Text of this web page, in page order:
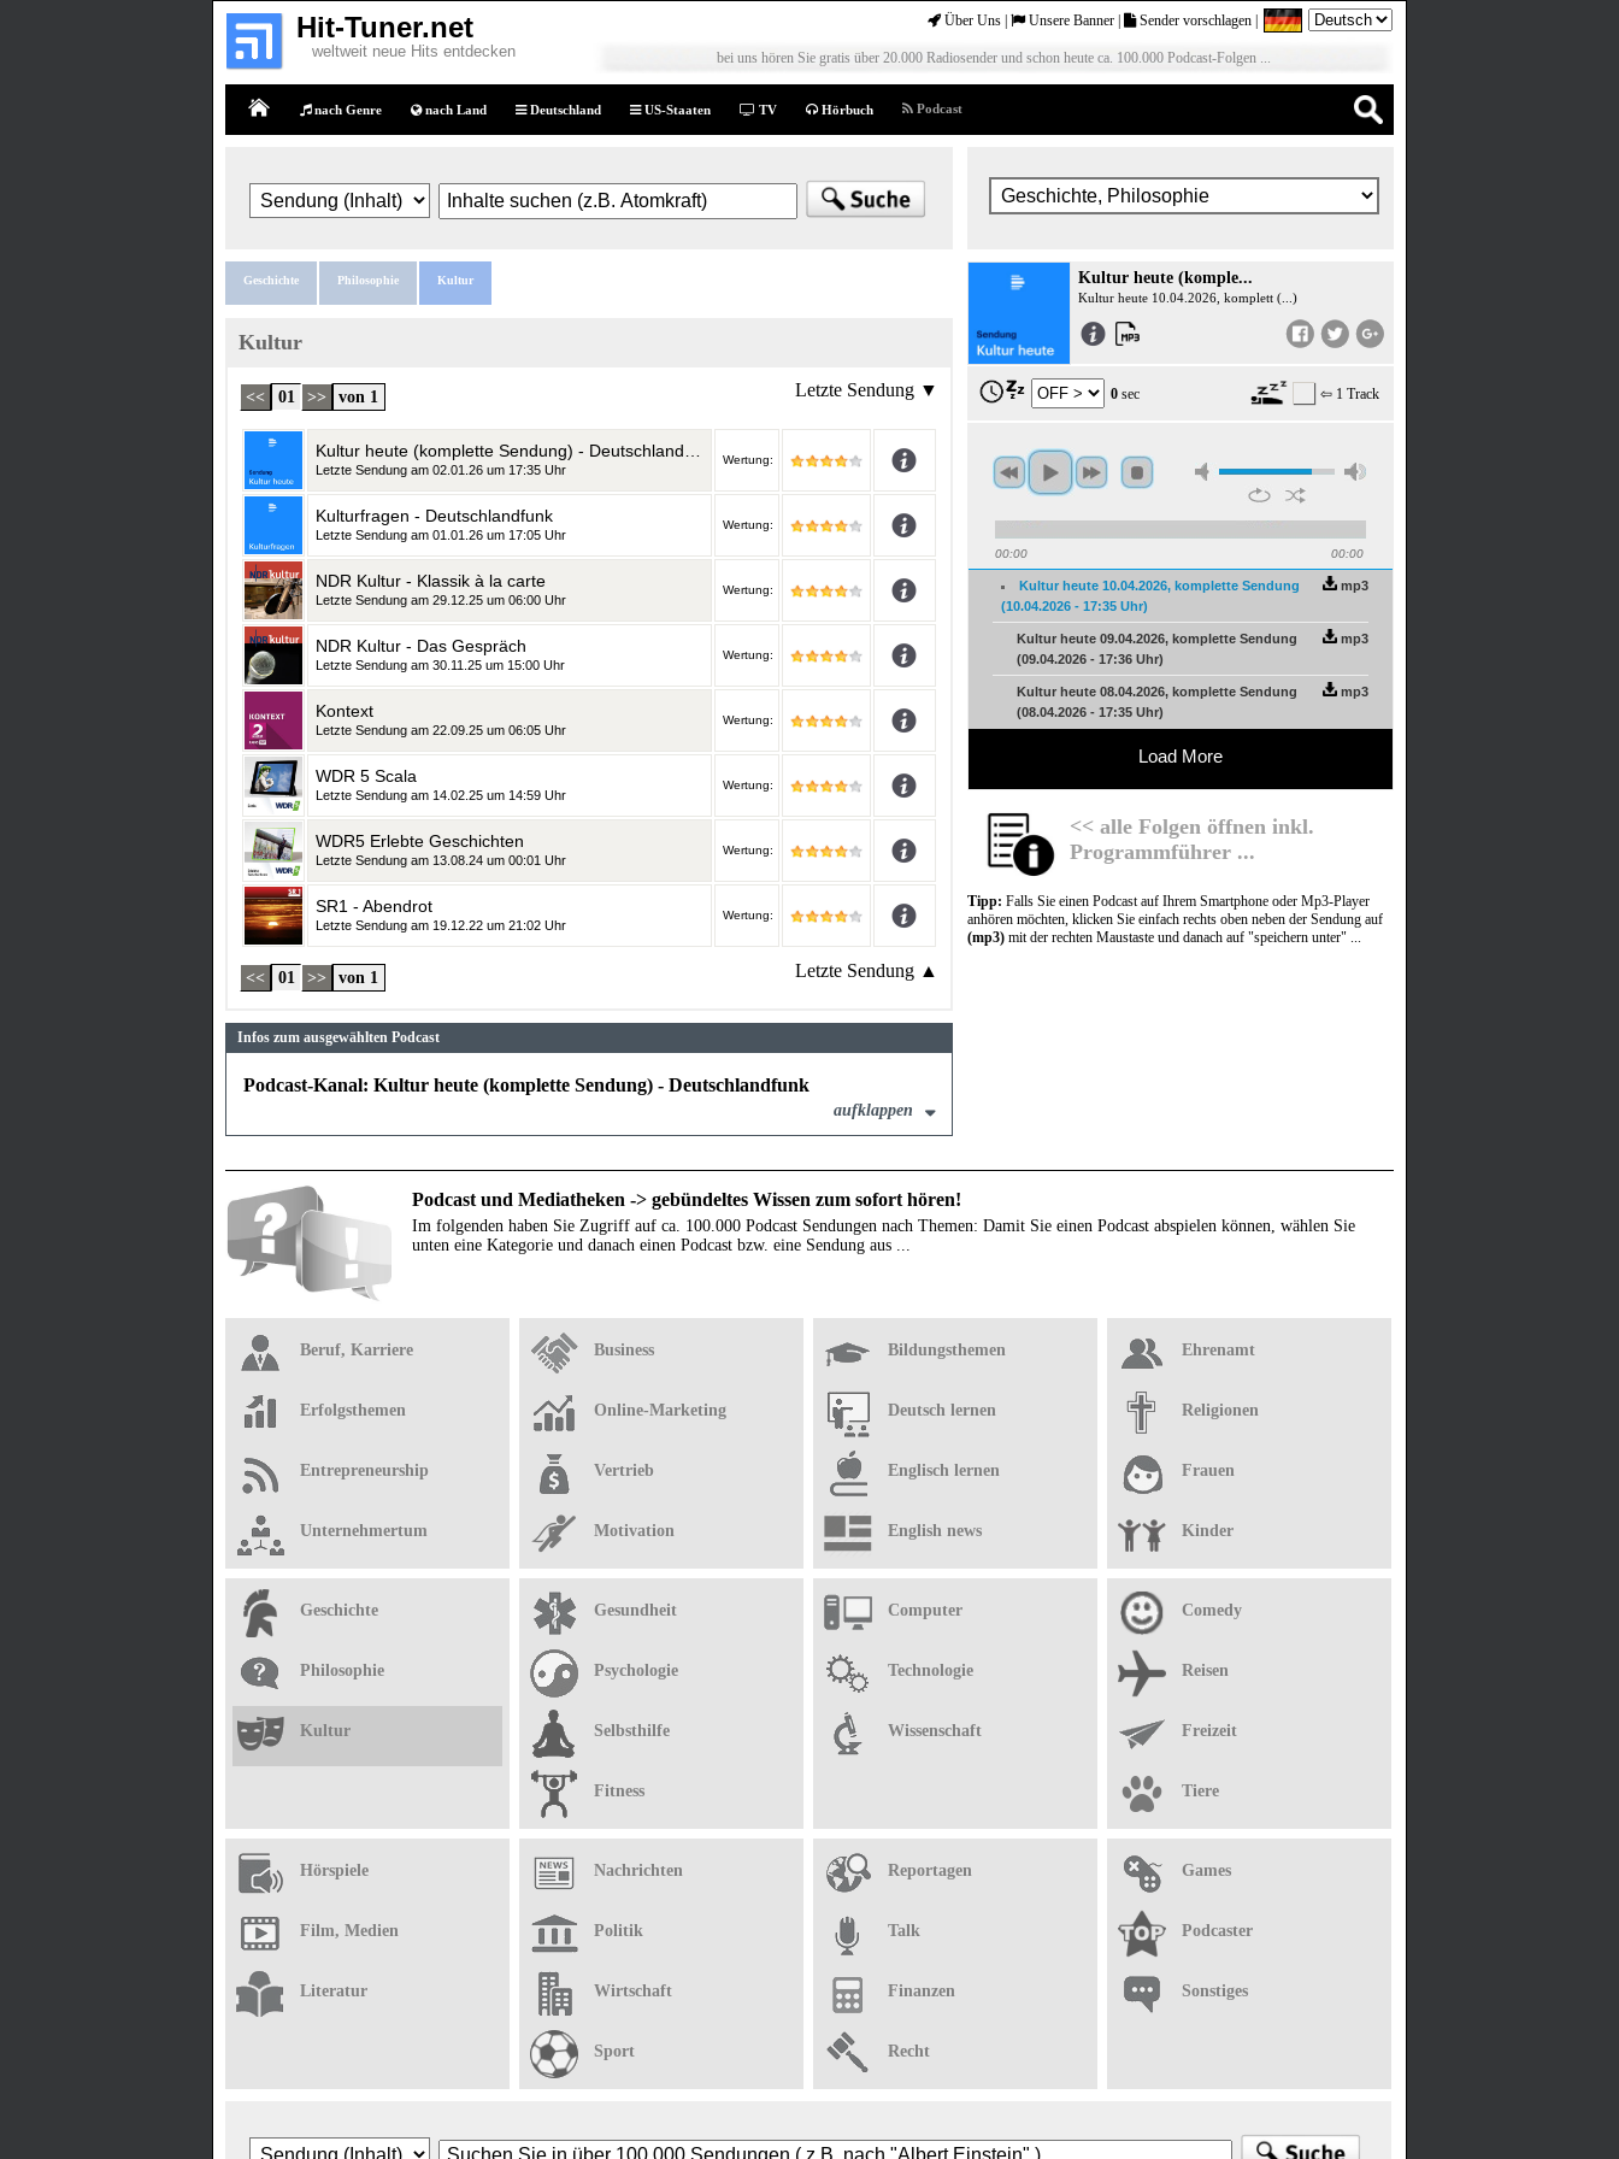
Hit-Tuner.net
weltweit neue Hits entdecken
Über Uns Unsere Banner Sender vorschlagen
bei uns hören Sie gratis über 20.000 Radiosender und schon heute ca. 100.000 Podcast-Folgen ...
nach Genre nach Land Deutschland US-Staaten TV Hörbuch Podcast
Geschichte Philosophie Kultur
Kultur
<< 01 >> von 1 Letzte Sendung ▼
Letzte Sendung am 02.01.26 um 17:35 Uhr
Wertung:
Kulturfragen - Deutschlandfunk
Letzte Sendung am 01.01.26 um 17:05 Uhr
Wertung:
NDR Kultur - Klassik à la carte
Letzte Sendung am 29.12.25 um 06:00 Uhr
Wertung:
NDR Kultur - Das Gespräch
Letzte Sendung am 30.11.25 um 15:00 Uhr
Wertung:
Kontext
Letzte Sendung am 22.09.25 um 06:05 Uhr
Wertung:
WDR 5 Scala
Letzte Sendung am 14.02.25 um 14:59 Uhr
Wertung:
WDR5 Erlebte Geschichten
Letzte Sendung am 13.08.24 um 00:01 Uhr
Wertung:
SR1 - Abendrot
Letzte Sendung am 19.12.22 um 21:02 Uhr
Wertung:
<< 01 >> von 1 Letzte Sendung ▲
Infos zum ausgewählten Podcast
Podcast-Kanal: Kultur heute (komplette Sendung) - Deutschlandfunk
aufklappen
Kultur heute (komple...
Kultur heute 10.04.2026, komplett (...)
0 sec ⇦ 1 Track
00:00 00:00
Kultur heute 10.04.2026, komplette Sendung
(10.04.2026 - 17:35 Uhr)
mp3
Kultur heute 09.04.2026, komplette Sendung
(09.04.2026 - 17:36 Uhr)
mp3
Kultur heute 08.04.2026, komplette Sendung
(08.04.2026 - 17:35 Uhr)
mp3
Load More
<< alle Folgen öffnen inkl.
Programmführer ...
Tipp: Falls Sie einen Podcast auf Ihrem Smartphone oder Mp3-Player
anhören möchten, klicken Sie einfach rechts oben neben der Sendung auf
(mp3) mit der rechten Maustaste und danach auf "speichern unter" ...
Podcast und Mediatheken -> gebündeltes Wissen zum sofort hören!
Im folgenden haben Sie Zugriff auf ca. 100.000 Podcast Sendungen nach Themen: Damit Sie einen Podcast abspielen können, wählen Sie
unten eine Kategorie und danach einen Podcast bzw. eine Sendung aus ...
Beruf, Karriere
Erfolgsthemen
Entrepreneurship
Unternehmertum
Business
Online-Marketing
Vertrieb
Motivation
Bildungsthemen
Deutsch lernen
Englisch lernen
English news
Ehrenamt
Religionen
Frauen
Kinder
Geschichte
Philosophie
Kultur
Gesundheit
Psychologie
Selbsthilfe
Fitness
Computer
Technologie
Wissenschaft
Comedy
Reisen
Freizeit
Tiere
Hörspiele
Film, Medien
Literatur
Nachrichten
Politik
Wirtschaft
Sport
Reportagen
Talk
Finanzen
Recht
Games
Podcaster
Sonstiges